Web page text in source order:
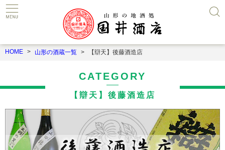
HOME 山形の酒蔵一覧 【辯天】後藤酒造店
CATEGORY
【辯天】後藤酒造店